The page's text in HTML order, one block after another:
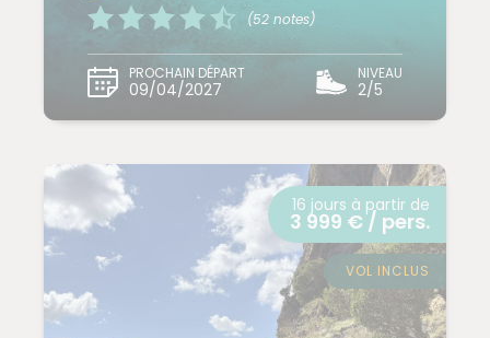
(52 notes)
PROCHAIN DÉPART
09/04/2027
NIVEAU
2/5
16 jours à partir de
3 999 € / pers.
VOL INCLUS